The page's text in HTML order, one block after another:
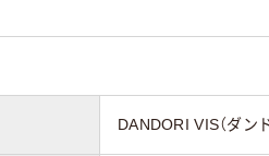
DANDORI VIS（ダン